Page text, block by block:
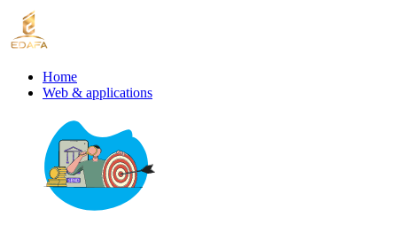
Home
Web & applications